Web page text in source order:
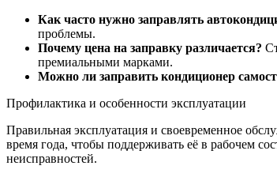
Как часто нужно заправлять
проблемы.
Почему цена на заправку различается?
премиальными марками.
Можно ли заправить кондиционер
Профилактика и особенности эксплуатации
Правильная эксплуатация и своевременное
время года, чтобы поддерживать её в рабочем
неисправностей.